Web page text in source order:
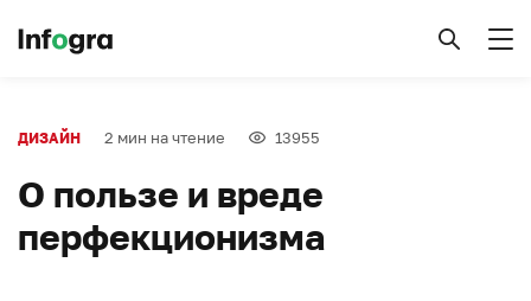
ДИЗАЙН 2 мин на чтение 13955
О пользе и вреде
перфекционизма